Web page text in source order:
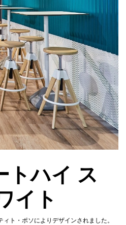
トハイ ス
イト
ト・ポソによりデザインされました。